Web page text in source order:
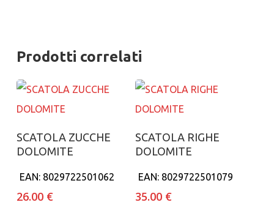
Prodotti correlati
Aggiungi al carrello
SCATOLA ZUCCHE
DOLOMITE
EAN: 8029722501062
26.00 €
Aggiungi al carrello
SCATOLA RIGHE
DOLOMITE
EAN: 8029722501079
35.00 €